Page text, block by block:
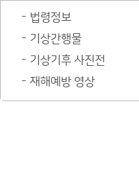
법령정보
기상간행물
기상기후 사진전
재해예방 영상